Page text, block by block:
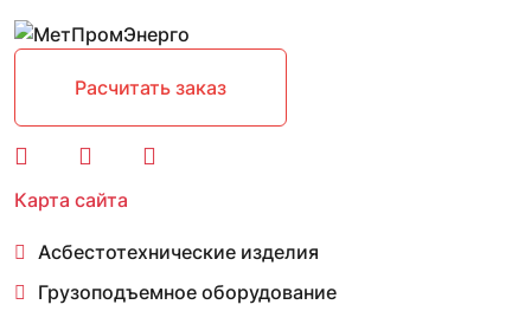
Расчитать заказ
Карта сайта
Асбестотехнические изделия
Грузоподъемное оборудование